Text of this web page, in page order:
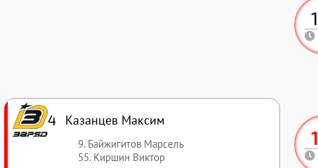
1
4 Казанцев Максим
9. Байжигитов Марсель
55. Киршин Виктор
1